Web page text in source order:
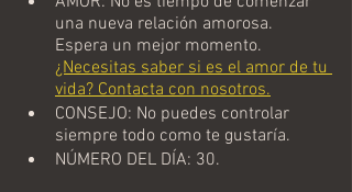
una nueva relación amorosa.
Espera un mejor momento.
¿Necesitas saber si es el amor de tu
vida? Contacta con nosotros.
CONSEJO: No puedes controlar
siempre todo como te gustaría.
NÚMERO DEL DÍA: 30.